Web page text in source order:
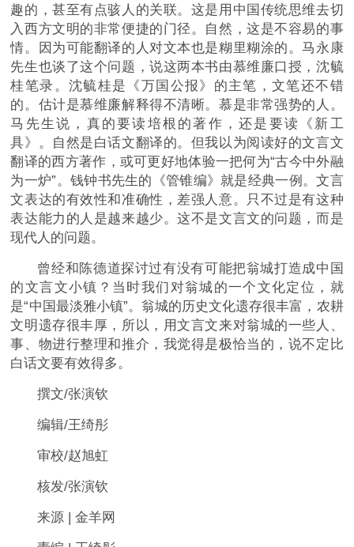
趣的，甚至有点骇人的关联。这是用中国传统思维去切
入西方文明的非常便捷的门径。自然，这是不容易的事
情。因为可能翻译的人对文本也是糊里糊涂的。马永康
先生也谈了这个问题，说这两本书由慕维廉口授，沈毓
桂笔录。沈毓桂是《万国公报》的主笔，文笔还不错
的。估计是慕维廉解释得不清晰。慕是非常强势的人。
马先生说，真的要读培根的著作，还是要读《新工
具》。自然是白话文翻译的。但我以为阅读好的文言文
翻译的西方著作，或可更好地体验一把何为“古今中外融
为一炉”。钱钟书先生的《管锥编》就是经典一例。文言
文表达的有效性和准确性，差强人意。只不过是有这种
表达能力的人是越来越少。这不是文言文的问题，而是
现代人的问题。
曾经和陈德道探讨过有没有可能把翁城打造成中国
的文言文小镇？当时我们对翁城的一个文化定位，就
是“中国最淡雅小镇”。翁城的历史文化遗存很丰富，农耕
文明遗存很丰厚，所以，用文言文来对翁城的一些人、
事、物进行整理和推介，我觉得是极恰当的，说不定比
白话文要有效得多。
撰文/张演钦
编辑/王绮彤
审校/赵旭虹
核发/张演钦
来源 | 金羊网